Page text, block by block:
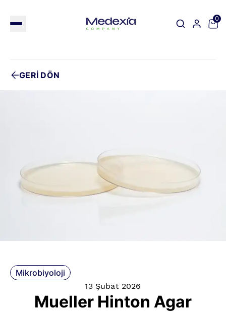
0
GERİ DÖN
Mikrobiyoloji
13 Şubat 2026
Mueller Hinton Agar